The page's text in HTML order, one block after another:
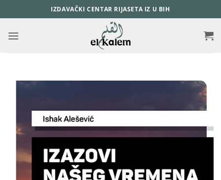
to
content
IZDAVAČKI CENTAR RIJASETA IZ U BIH